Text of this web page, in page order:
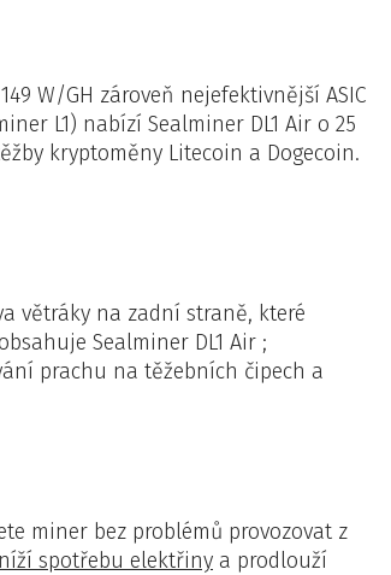
W/GH zároveň nejefektivnější ASIC
L1) nabízí Sealminer DL1 Air o 25
kryptoměny Litecoin a Dogecoin.
větráky na zadní straně, které
Sealminer DL1 Air ;
prachu na těžebních čipech a
miner bez problémů provozovat z
spotřebu elektřiny a prodlouží